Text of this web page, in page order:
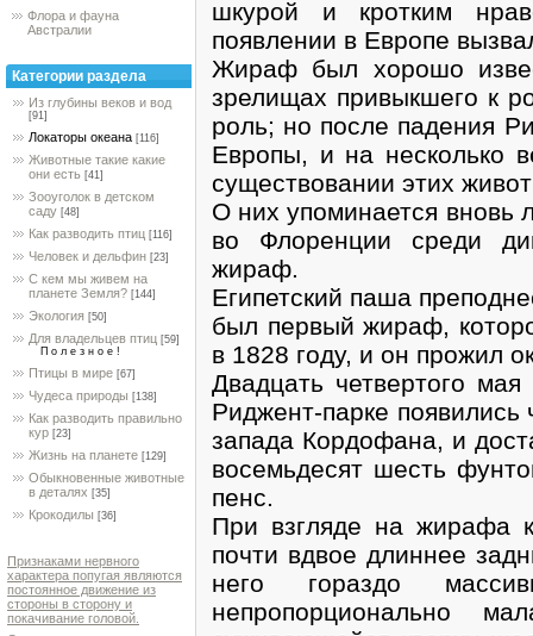
Флора и фауна
Австралии
Категории раздела
Из глубины веков и вод
[91]
Локаторы океана [116]
Животные такие какие
они есть [41]
Зооуголок в детском
саду [48]
Как разводить птиц [116]
Человек и дельфин [23]
С кем мы живем на
планете Земля? [144]
Экология [50]
Для владельцев птиц [59]
П о л е з н о е !
Птицы в мире [67]
Чудеса природы [138]
Как разводить правильно
кур [23]
Жизнь на планете [129]
Обыкновенные животные
в деталях [35]
Крокодилы [36]
Признаками нервного
характера попугая являются
постоянное движение из
стороны в сторону и
покачивание головой.
шкурой и кротким
появлении в Европе
Жираф был хорошо
зрелищах привыкшего к
роль; но после падения
Европы, и на несколько
существовании этих
О них упоминается вновь
во Флоренции среди
жираф.
Египетский паша
был первый жираф,
в 1828 году, и он прожил
Двадцать четвертого
Риджент-парке
запада Кордофана, и
восемьдесят шесть
пенс.
При взгляде на жирафа
почти вдвое длиннее
него гораздо
непропорционально